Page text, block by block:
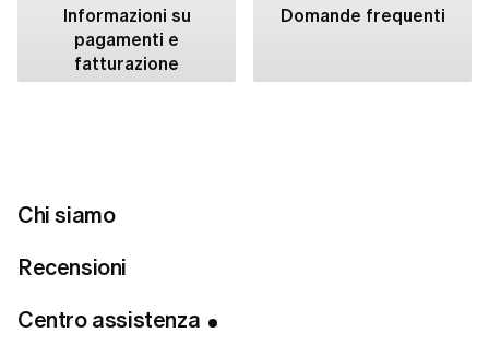
Chi siamo
Recensioni
Centro assistenza
Informazioni su
pagamenti e
fatturazione
Domande frequenti
Articoli in evidenza
Come annullare l'abbonamento a LUMI?